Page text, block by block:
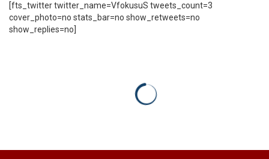
[fts_twitter twitter_name=VfokusuS tweets_count=3
cover_photo=no stats_bar=no show_retweets=no
show_replies=no]